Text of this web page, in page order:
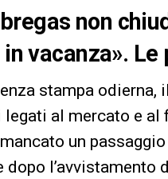
non
vacanza». Le
stampa odierna,
al mercato e
un